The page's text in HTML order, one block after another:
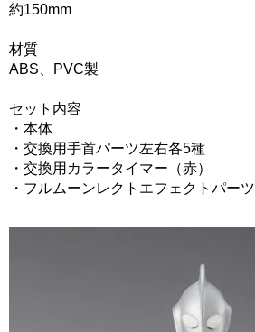
約150mm
材質
ABS、PVC製
セット内容
・本体
・交換用手首パーツ左右各5種
・交換用カラータイマー（赤）
・フルムーンレクトエフェクトパーツ